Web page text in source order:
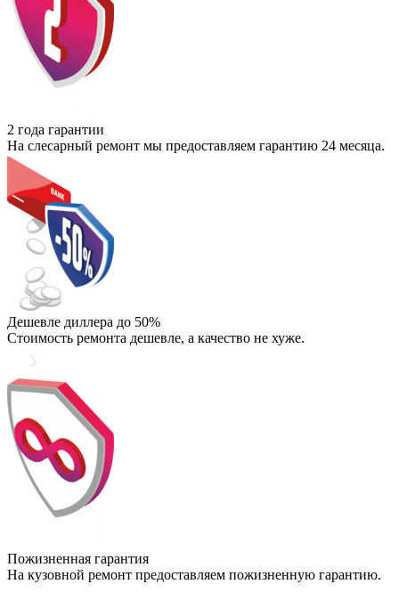
2 года гарантии
На слесарный ремонт мы предоставляем гарантию 24 месяца.
Дешевле диллера до 50%
Стоимость ремонта дешевле, а качество не хуже.
Пожизненная гарантия
На кузовной ремонт предоставляем пожизненную гарантию.